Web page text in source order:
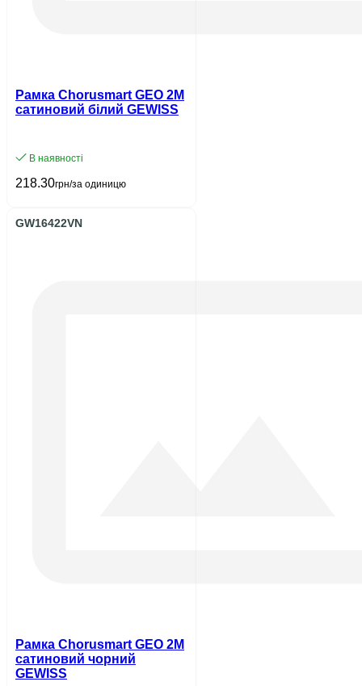
Рамка Chorusmart GEO 2M
сатиновий білий GEWISS
В наявності
218.30грн/за одиницю
GW16422VN
Рамка Chorusmart GEO 2M
сатиновий чорний
GEWISS